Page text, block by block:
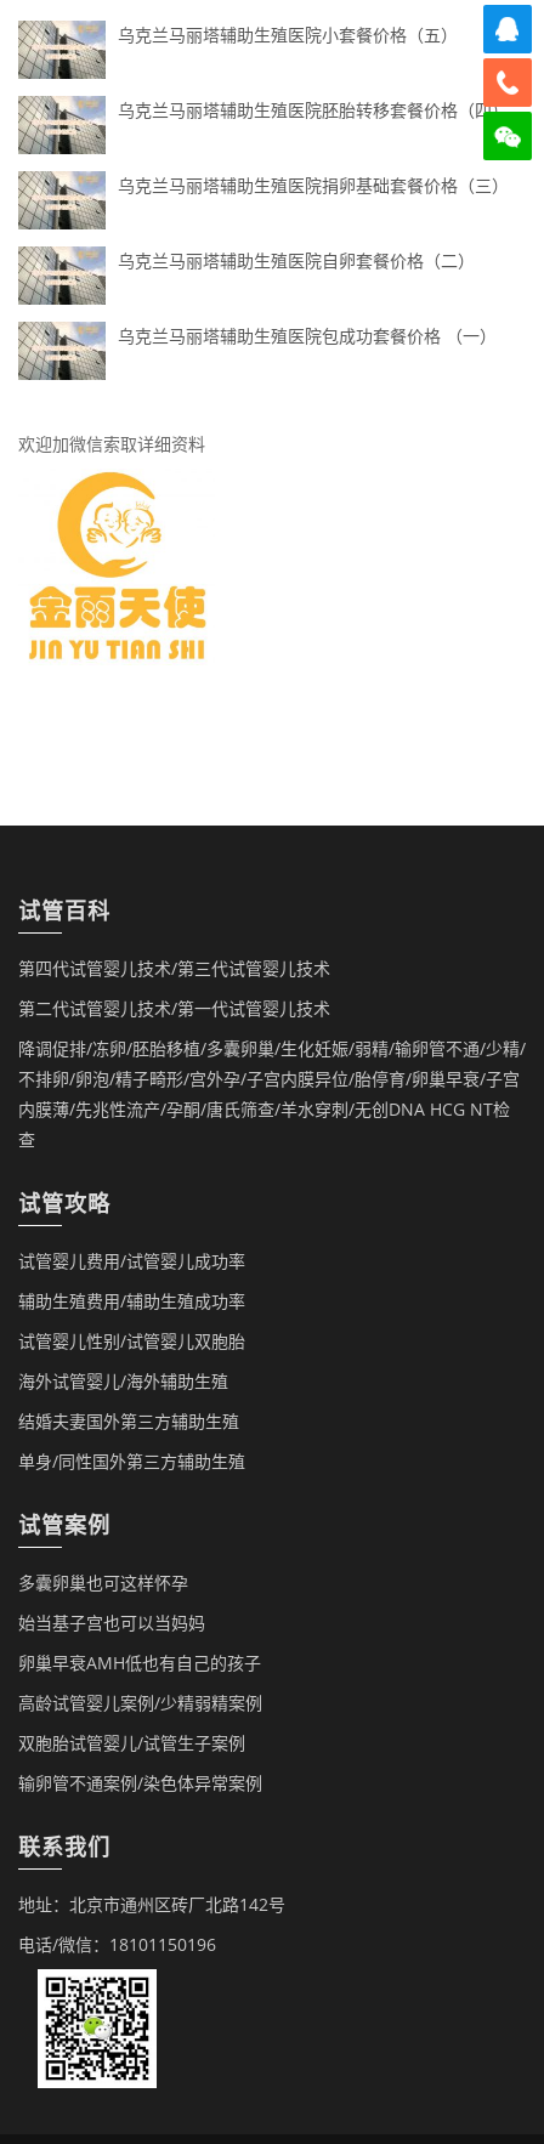
乌克兰马丽塔辅助生殖医院小套餐价格（五）
乌克兰马丽塔辅助生殖医院胚胎转移套餐价格（四）
乌克兰马丽塔辅助生殖医院捐卵基础套餐价格（三）
乌克兰马丽塔辅助生殖医院自卵套餐价格（二）
乌克兰马丽塔辅助生殖医院包成功套餐价格 （一）
欢迎加微信索取详细资料
试管百科
第四代试管婴儿技术/第三代试管婴儿技术
第二代试管婴儿技术/第一代试管婴儿技术
降调促排/冻卵/胚胎移植/多囊卵巢/生化妊娠/弱精/输卵管不通/少精/
不排卵/卵泡/精子畸形/宫外孕/子宫内膜异位/胎停育/卵巢早衰/子宫
内膜薄/先兆性流产/孕酮/唐氏筛查/羊水穿刺/无创DNA HCG NT检
查
试管攻略
试管婴儿费用/试管婴儿成功率
辅助生殖费用/辅助生殖成功率
试管婴儿性别/试管婴儿双胞胎
海外试管婴儿/海外辅助生殖
结婚夫妻国外第三方辅助生殖
单身/同性国外第三方辅助生殖
试管案例
多囊卵巢也可这样怀孕
始当基子宫也可以当妈妈
卵巢早衰AMH低也有自己的孩子
高龄试管婴儿案例/少精弱精案例
双胞胎试管婴儿/试管生子案例
输卵管不通案例/染色体异常案例
联系我们
地址：北京市通州区砖厂北路142号
电话/微信：18101150196